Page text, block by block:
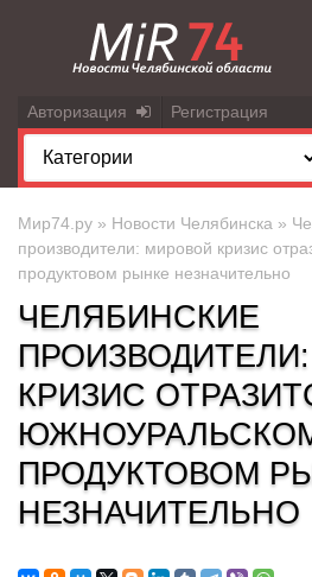
Авторизация Регистрация
Мир74.ру » Новости Челябинска »
производители: мировой кризис
продуктовом рынке незначительно
ЧЕЛЯБИНСКИЕ
КРИЗИС
ПРОДУКТОВОМ
НЕЗНАЧИТЕЛЬНО